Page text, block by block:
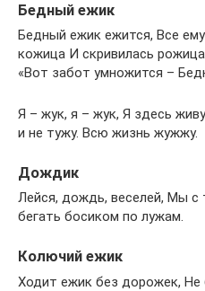
Бедный ежик
Бедный ежик ежится, Все
кожица И скривилась
«Вот забот умножится –
Я – жук, я – жук, Я здесь
и не тужу. Всю жизнь жужжу.
Дождик
Лейся, дождь, веселей, Мы
бегать босиком по лужам.
Колючий ежик
Ходит ежик без дорожек, Не